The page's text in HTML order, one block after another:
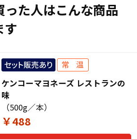
った人はこんな商品
す
ケンコーマヨネーズ レストランの
味
（500g／本）
￥488